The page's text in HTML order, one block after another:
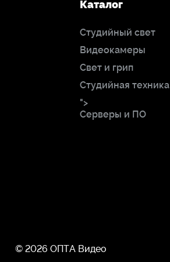
Каталог
Студийный свет
Видеокамеры
Свет и грип
Студийная техника
">
Серверы и ПО
© 2026 ОПТА Видео